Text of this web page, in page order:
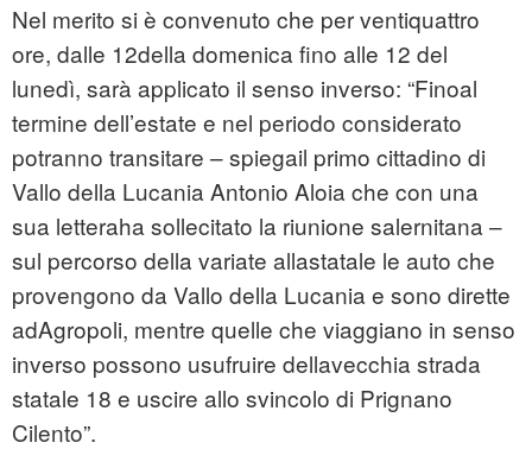
Nel merito si è convenuto che per ventiquattro
ore, dalle 12della domenica fino alle 12 del
lunedì, sarà applicato il senso inverso: “Finoal
termine dell’estate e nel periodo considerato
potranno transitare – spiegail primo cittadino di
Vallo della Lucania Antonio Aloia che con una
sua letteraha sollecitato la riunione salernitana –
sul percorso della variate allastatale le auto che
provengono da Vallo della Lucania e sono dirette
adAgropoli, mentre quelle che viaggiano in senso
inverso possono usufruire dellavecchia strada
statale 18 e uscire allo svincolo di Prignano
Cilento”.